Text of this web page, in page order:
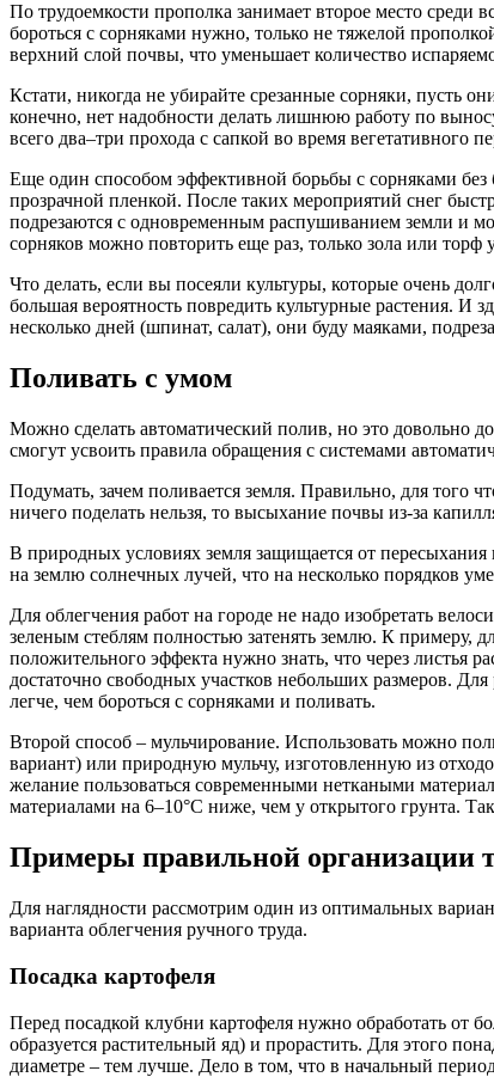
По трудоемкости прополка занимает второе место среди
бороться с сорняками нужно, только не тяжелой
верхний слой почвы, что уменьшает количество
Кстати, никогда не убирайте срезанные сорняки, пусть
конечно, нет надобности делать лишнюю работу по
всего два–три прохода с сапкой во время вегетативного
Еще один способом эффективной борьбы с сорняками без
прозрачной пленкой. После таких мероприятий снег
подрезаются с одновременным распушиванием земли и
сорняков можно повторить еще раз, только зола или торф
Что делать, если вы посеяли культуры, которые очень
большая вероятность повредить культурные растения. И
несколько дней (шпинат, салат), они буду маяками,
Поливать с умом
Можно сделать автоматический полив, но это довольно
смогут усвоить правила обращения с системами
Подумать, зачем поливается земля. Правильно, для того
ничего поделать нельзя, то высыхание почвы из-за
В природных условиях земля защищается от
на землю солнечных лучей, что на несколько порядков
Для облегчения работ на городе не надо изобретать
зеленым стеблям полностью затенять землю. К примеру,
положительного эффекта нужно знать, что через листья
достаточно свободных участков небольших размеров.
легче, чем бороться с сорняками и поливать.
Второй способ – мульчирование. Использовать можно
вариант) или природную мульчу, изготовленную из
желание пользоваться современными неткаными
материалами на 6–10°С ниже, чем у открытого грунта.
Примеры правильной организации
Для наглядности рассмотрим один из оптимальных
варианта облегчения ручного труда.
Посадка картофеля
Перед посадкой клубни картофеля нужно обработать от
образуется растительный яд) и прорастить. Для этого
диаметре – тем лучше. Дело в том, что в начальный